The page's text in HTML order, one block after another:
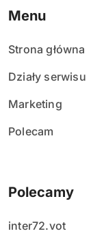
Menu
Strona główna
Działy serwisu
Marketing
Polecam
Polecamy
inter72.vot